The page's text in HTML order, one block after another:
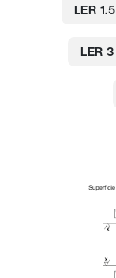
LER 1.5
LER 3